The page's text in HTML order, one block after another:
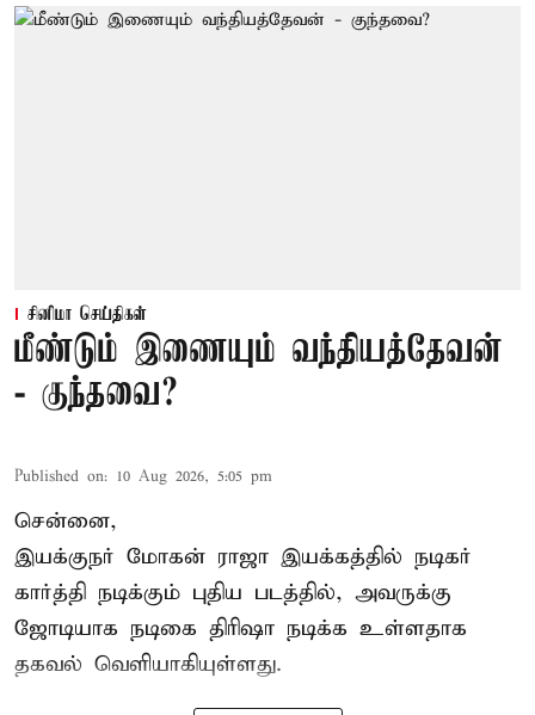
சினிமா செய்திகள்
மீண்டும் இணையும் வந்தியத்தேவன்
- குந்தவை?
Published on: 10 Aug 2026, 5:05 pm
சென்னை,
இயக்குநர் மோகன் ராஜா இயக்கத்தில் நடிகர்
கார்த்தி நடிக்கும் புதிய படத்தில், அவருக்கு
ஜோடியாக நடிகை திரிஷா நடிக்க உள்ளதாக
தகவல் வெளியாகியுள்ளது.